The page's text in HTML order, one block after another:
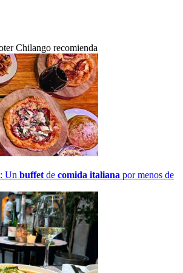
Chilango recomienda
: Un buffet de comida italiana por menos de